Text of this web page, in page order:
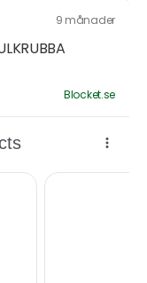
9 månader
Blocket.se